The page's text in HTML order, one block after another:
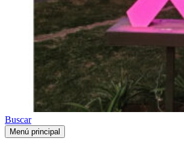
Buscar
Menú principal